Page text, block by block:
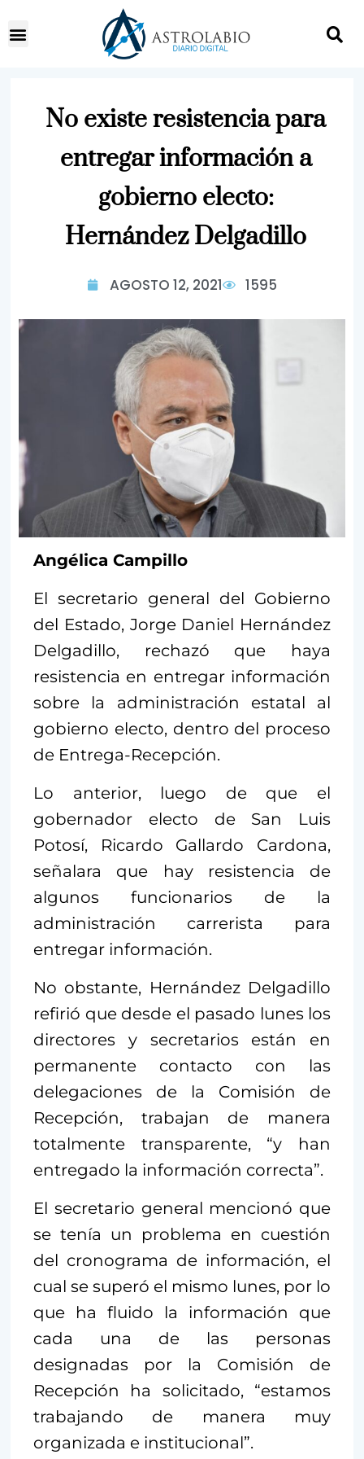
No existe resistencia para
entregar información a
gobierno electo:
Hernández Delgadillo
AGOSTO 12, 2021 1595
Angélica Campillo
El secretario general del Gobierno
del Estado, Jorge Daniel Hernández
Delgadillo, rechazó que haya
resistencia en entregar información
sobre la administración estatal al
gobierno electo, dentro del proceso
de Entrega-Recepción.
Lo anterior, luego de que el
gobernador electo de San Luis
Potosí, Ricardo Gallardo Cardona,
señalara que hay resistencia de
algunos funcionarios de la
administración carrerista para
entregar información.
No obstante, Hernández Delgadillo
refirió que desde el pasado lunes los
directores y secretarios están en
permanente contacto con las
delegaciones de la Comisión de
Recepción, trabajan de manera
totalmente transparente, “y han
entregado la información correcta”.
El secretario general mencionó que
se tenía un problema en cuestión
del cronograma de información, el
cual se superó el mismo lunes, por lo
que ha fluido la información que
cada una de las personas
designadas por la Comisión de
Recepción ha solicitado, “estamos
trabajando de manera muy
organizada e institucional”.